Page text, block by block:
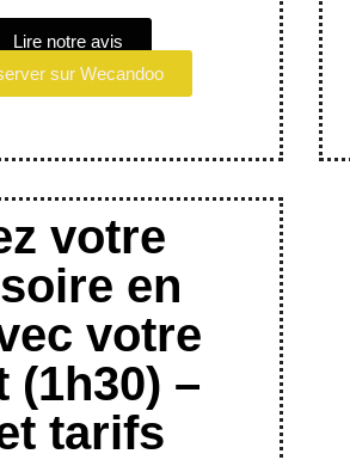
Lire notre avis
sur Wecandoo
votre
en
votre
(1h30) –
tarifs